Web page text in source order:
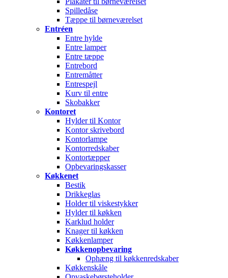
Spilledåse
Tæppe til børneværelset
Entréen
Entre hylde
Entre lamper
Entre tæppe
Entrebord
Entremåtter
Entrespejl
Kurv til entre
Skobakker
Kontoret
Hylder til Kontor
Kontor skrivebord
Kontorlampe
Kontorredskaber
Kontortæpper
Opbevaringskasser
Køkkenet
Bestik
Drikkeglas
Holder til viskestykker
Hylder til køkken
Karklud holder
Knager til køkken
Køkkenlamper
Køkkenopbevaring
Ophæng til køkkenredskaber
Køkkenskåle